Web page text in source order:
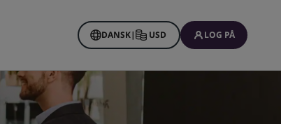
DANSK| USD LOG PÅ